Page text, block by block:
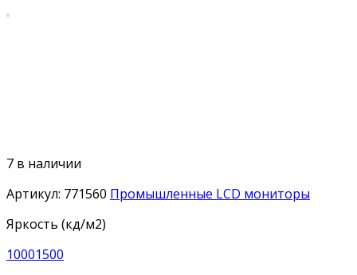
7 в наличии
Артикул: 771560 Промышленные LCD мониторы
Яркость (кд/м2)
10001500